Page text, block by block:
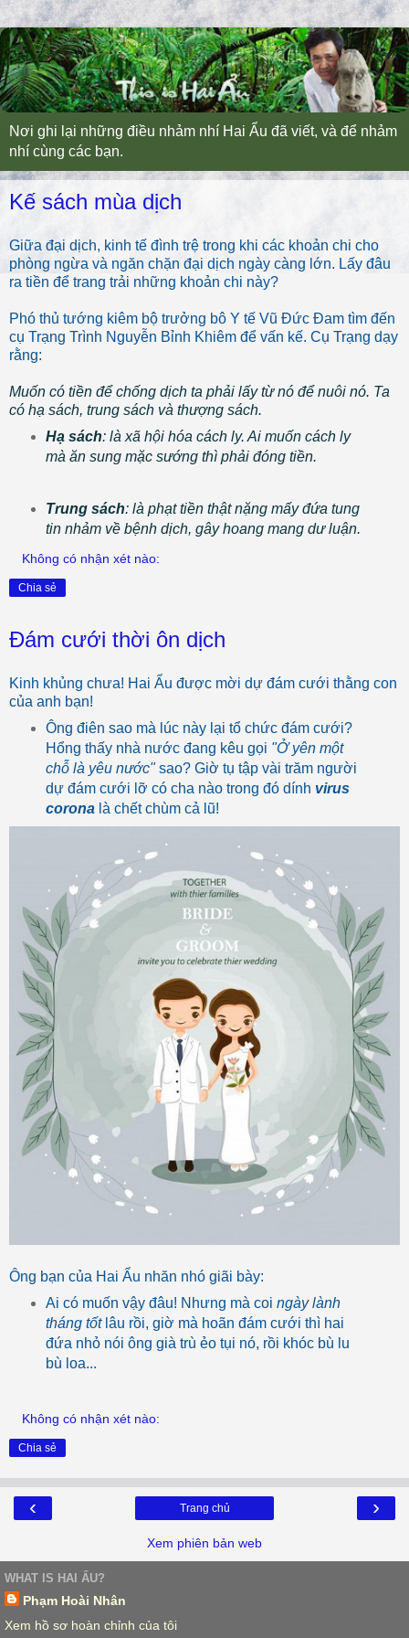
Nơi ghi lại những điều nhảm nhí Hai Ẩu đã viết, và để nhảm
nhí cùng các bạn.
Kế sách mùa dịch
Giữa đại dịch, kinh tế đình trệ trong khi các khoản chi cho
phòng ngừa và ngăn chặn đại dịch ngày càng lớn. Lấy đâu
ra tiền để trang trải những khoản chi này?
Phó thủ tướng kiêm bộ trưởng bô Y tế Vũ Đức Đam tìm đến
cụ Trạng Trình Nguyễn Bỉnh Khiêm để vấn kế. Cụ Trạng dạy
rằng:
Muốn có tiền để chống dịch ta phải lấy từ nó để nuôi nó. Ta
có hạ sách, trung sách và thượng sách.
Hạ sách: là xã hội hóa cách ly. Ai muốn cách ly
mà ăn sung mặc sướng thì phải đóng tiền.
Trung sách: là phạt tiền thật nặng mấy đứa tung
tin nhảm về bệnh dịch, gây hoang mang dư luận.
Không có nhận xét nào:
Chia sẻ
Đám cưới thời ôn dịch
Kinh khủng chưa! Hai Ẩu được mời dự đám cưới thằng con
của anh bạn!
Ông điên sao mà lúc này lại tổ chức đám cưới?
Hổng thấy nhà nước đang kêu gọi "Ở yên một
chỗ là yêu nước"sao? Giờ tụ tập vài trăm người
dự đám cưới lỡ có cha nào trong đó dính virus
corona là chết chùm cả lũ!
Ông bạn của Hai Ẩu nhăn nhó giãi bày:
Ai có muốn vậy đâu! Nhưng mà coi ngày lành
tháng tốtlâu rồi, giờ mà hoãn đám cưới thì hai
đứa nhỏ nói ông già trù ẻo tụi nó, rồi khóc bù lu
bù loa...
Không có nhận xét nào:
Chia sẻ
‹ ›
Trang chủ
Xem phiên bản web
WHAT IS HAI ẨU?
Phạm Hoài Nhân
Xem hồ sơ hoàn chỉnh của tôi